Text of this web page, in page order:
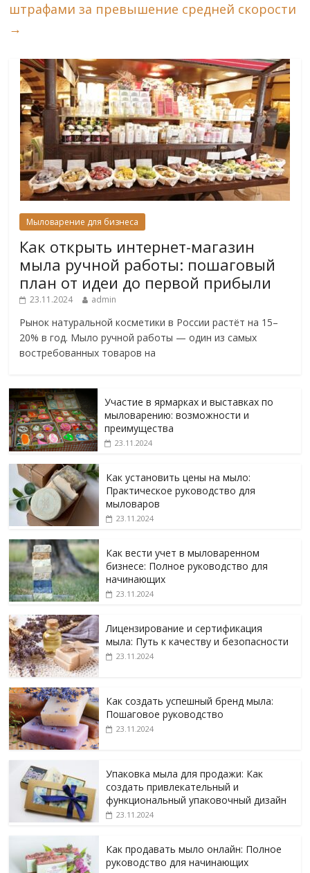
штрафами за превышение средней скорости
→
Мыловарение для бизнеса
Как открыть интернет-магазин
мыла ручной работы: пошаговый
план от идеи до первой прибыли
23.11.2024 admin
Рынок натуральной косметики в России растёт на 15–
20% в год. Мыло ручной работы — один из самых
востребованных товаров на
Участие в ярмарках и выставках по
мыловарению: возможности и
преимущества
23.11.2024
Как установить цены на мыло:
Практическое руководство для
мыловаров
23.11.2024
Как вести учет в мыловаренном
бизнесе: Полное руководство для
начинающих
23.11.2024
Лицензирование и сертификация
мыла: Путь к качеству и безопасности
23.11.2024
Как создать успешный бренд мыла:
Пошаговое руководство
23.11.2024
Упаковка мыла для продажи: Как
создать привлекательный и
функциональный упаковочный дизайн
23.11.2024
Как продавать мыло онлайн: Полное
руководство для начинающих